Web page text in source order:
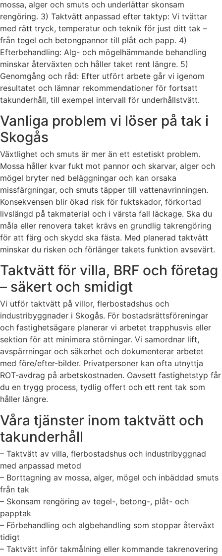
mossa, alger och smuts och underlättar skonsam
rengöring. 3) Taktvätt anpassad efter taktyp: Vi tvättar
med rätt tryck, temperatur och teknik för just ditt tak –
från tegel och betongpannor till plåt och papp. 4)
Efterbehandling: Alg- och mögelhämmande behandling
minskar återväxten och håller taket rent längre. 5)
Genomgång och råd: Efter utfört arbete går vi igenom
resultatet och lämnar rekommendationer för fortsatt
takunderhåll, till exempel intervall för underhållstvätt.
Vanliga problem vi löser på tak i
Skogås
Växtlighet och smuts är mer än ett estetiskt problem.
Mossa håller kvar fukt mot pannor och skarvar, alger och
mögel bryter ned beläggningar och kan orsaka
missfärgningar, och smuts täpper till vattenavrinningen.
Konsekvensen blir ökad risk för fuktskador, förkortad
livslängd på takmaterial och i värsta fall läckage. Ska du
måla eller renovera taket krävs en grundlig takrengöring
för att färg och skydd ska fästa. Med planerad taktvätt
minskar du risken och förlänger takets funktion avsevärt.
Taktvätt för villa, BRF och företag
– säkert och smidigt
Vi utför taktvätt på villor, flerbostadshus och
industribyggnader i Skogås. För bostadsrättsföreningar
och fastighetsägare planerar vi arbetet trapphusvis eller
sektion för att minimera störningar. Vi samordnar lift,
avspärrningar och säkerhet och dokumenterar arbetet
med före/efter-bilder. Privatpersoner kan ofta utnyttja
ROT-avdrag på arbetskostnaden. Oavsett fastighetstyp får
du en trygg process, tydlig offert och ett rent tak som
håller längre.
Våra tjänster inom taktvätt och
takunderhåll
– Taktvätt av villa, flerbostadshus och industribyggnad
med anpassad metod
– Borttagning av mossa, alger, mögel och inbäddad smuts
från tak
– Skonsam rengöring av tegel-, betong-, plåt- och
papptak
– Förbehandling och algbehandling som stoppar återväxt
tidigt
– Taktvätt inför takmålning eller kommande takrenovering